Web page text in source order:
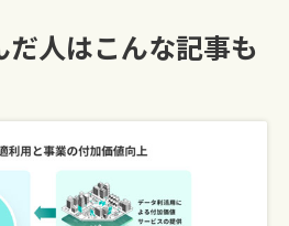
人はこんな記事も